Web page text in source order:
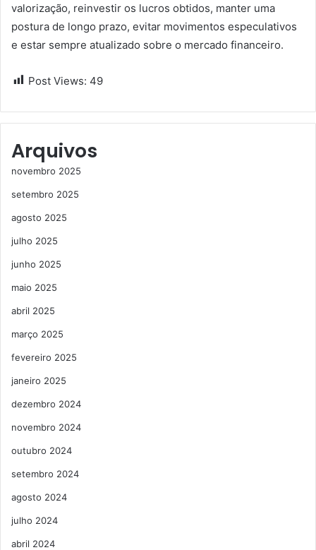
valorização, reinvestir os lucros obtidos, manter uma
postura de longo prazo, evitar movimentos especulativos
e estar sempre atualizado sobre o mercado financeiro.
Post Views: 49
Arquivos
novembro 2025
setembro 2025
agosto 2025
julho 2025
junho 2025
maio 2025
abril 2025
março 2025
fevereiro 2025
janeiro 2025
dezembro 2024
novembro 2024
outubro 2024
setembro 2024
agosto 2024
julho 2024
abril 2024